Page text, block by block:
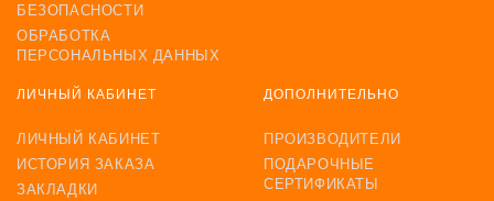
БЕЗОПАСНОСТИ
ОБРАБОТКА
ПЕРСОНАЛЬНЫХ ДАННЫХ
ЛИЧНЫЙ КАБИНЕТ
ЛИЧНЫЙ КАБИНЕТ
ИСТОРИЯ ЗАКАЗА
ЗАКЛАДКИ
ДОПОЛНИТЕЛЬНО
ПРОИЗВОДИТЕЛИ
ПОДАРОЧНЫЕ
СЕРТИФИКАТЫ